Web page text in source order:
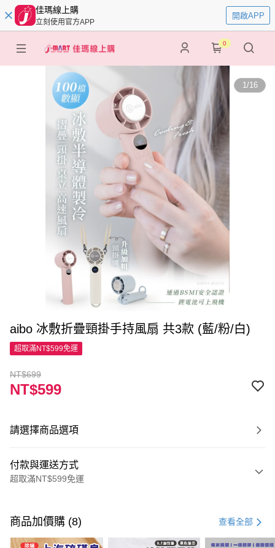
佳瑪線上購
立刻使用官方APP
開啟APP
0
1/16
aibo 冰敷折疊頸掛手持風扇 共3款 (藍/粉/白)
超取滿NT$599免運
NT$699
NT$599
請選擇商品選項
付款與運送方式
超取滿NT$599免運
信用卡一次付款
超商取貨付款
商品加價購 (8) 查看全部